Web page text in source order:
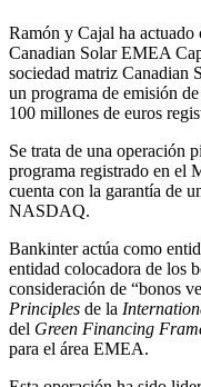
Ramón y Cajal ha actuado
Canadian Solar EMEA
sociedad matriz Canadian
un programa de emisión
100 millones de euros
Se trata de una operación
programa registrado en el
cuenta con la garantía de
NASDAQ.
Bankinter actúa como
entidad colocadora de los
consideración de “bonos
Principles de la
del Green Financing
para el área EMEA.